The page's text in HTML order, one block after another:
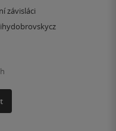
závisláci